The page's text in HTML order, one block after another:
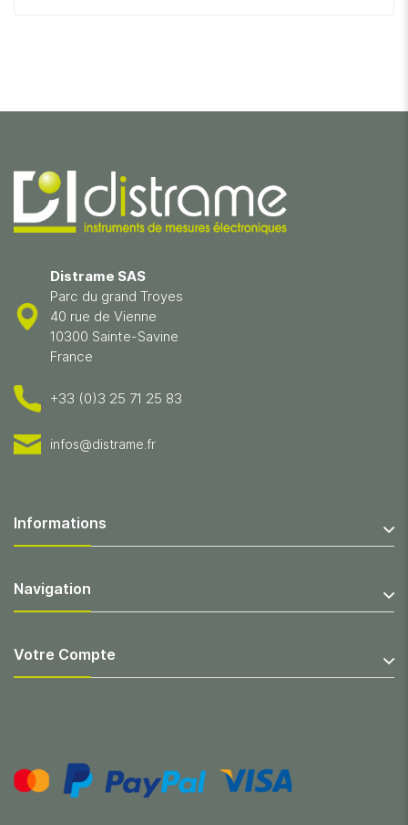
Distrame SAS
Parc du grand Troyes
40 rue de Vienne
10300 Sainte-Savine
France
+33 (0)3 25 71 25 83
infos@distrame.fr
Informations
Navigation
Votre Compte